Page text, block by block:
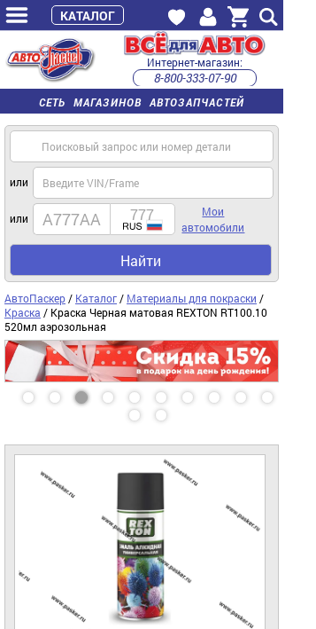
СЕТЬ МАГАЗИНОВ АВТОЗАПЧАСТЕЙ
Интернет-магазин:
8-800-333-07-90
часы работы с 9:00 до 22:00 (пн-пт)
или
или
Мои
автомобили
Найти
АвтоПаскер / Каталог / Материалы для покраски /
Краска / Краска Черная матовая REXTON RT100.10
520мл аэрозольная
КАТАЛОГ